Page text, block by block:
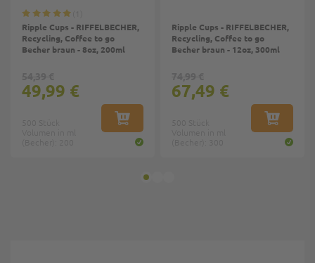
Ripple Cups - RIFFELBECHER,
Recycling, Coffee to go
Becher braun - 8oz, 200ml
IN DEN WARENKORB
49,99 €
Ripple Cups - RIFFELBECHER,
Recycling, Coffee to go
Becher braun - 12oz, 300ml
IN DEN
67,49 €